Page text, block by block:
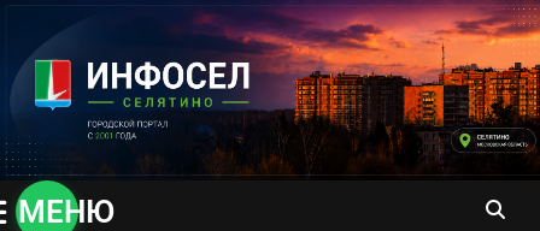
содержимому
МЕНЮ